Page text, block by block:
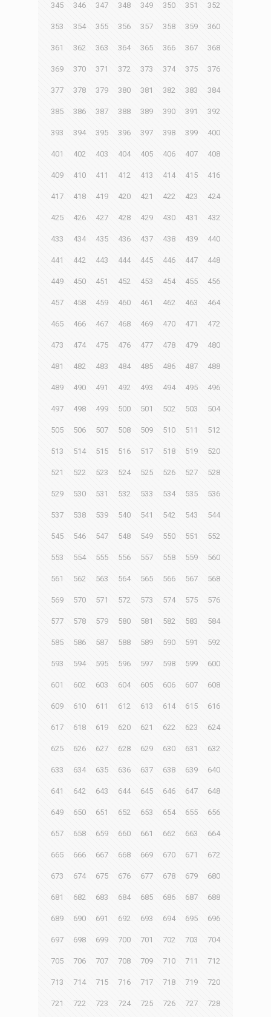
345 346 347 348 349 350 351 352
353 354 355 356 357 358 359 360
361 362 363 364 365 366 367 368
369 370 371 372 373 374 375 376
377 378 379 380 381 382 383 384
385 386 387 388 389 390 391 392
393 394 395 396 397 398 399 400
401 402 403 404 405 406 407 408
409 410 411 412 413 414 415 416
417 418 419 420 421 422 423 424
425 426 427 428 429 430 431 432
433 434 435 436 437 438 439 440
441 442 443 444 445 446 447 448
449 450 451 452 453 454 455 456
457 458 459 460 461 462 463 464
465 466 467 468 469 470 471 472
473 474 475 476 477 478 479 480
481 482 483 484 485 486 487 488
489 490 491 492 493 494 495 496
497 498 499 500 501 502 503 504
505 506 507 508 509 510 511 512
513 514 515 516 517 518 519 520
521 522 523 524 525 526 527 528
529 530 531 532 533 534 535 536
537 538 539 540 541 542 543 544
545 546 547 548 549 550 551 552
553 554 555 556 557 558 559 560
561 562 563 564 565 566 567 568
569 570 571 572 573 574 575 576
577 578 579 580 581 582 583 584
585 586 587 588 589 590 591 592
593 594 595 596 597 598 599 600
601 602 603 604 605 606 607 608
609 610 611 612 613 614 615 616
617 618 619 620 621 622 623 624
625 626 627 628 629 630 631 632
633 634 635 636 637 638 639 640
641 642 643 644 645 646 647 648
649 650 651 652 653 654 655 656
657 658 659 660 661 662 663 664
665 666 667 668 669 670 671 672
673 674 675 676 677 678 679 680
681 682 683 684 685 686 687 688
689 690 691 692 693 694 695 696
697 698 699 700 701 702 703 704
705 706 707 708 709 710 711 712
713 714 715 716 717 718 719 720
721 722 723 724 725 726 727 728